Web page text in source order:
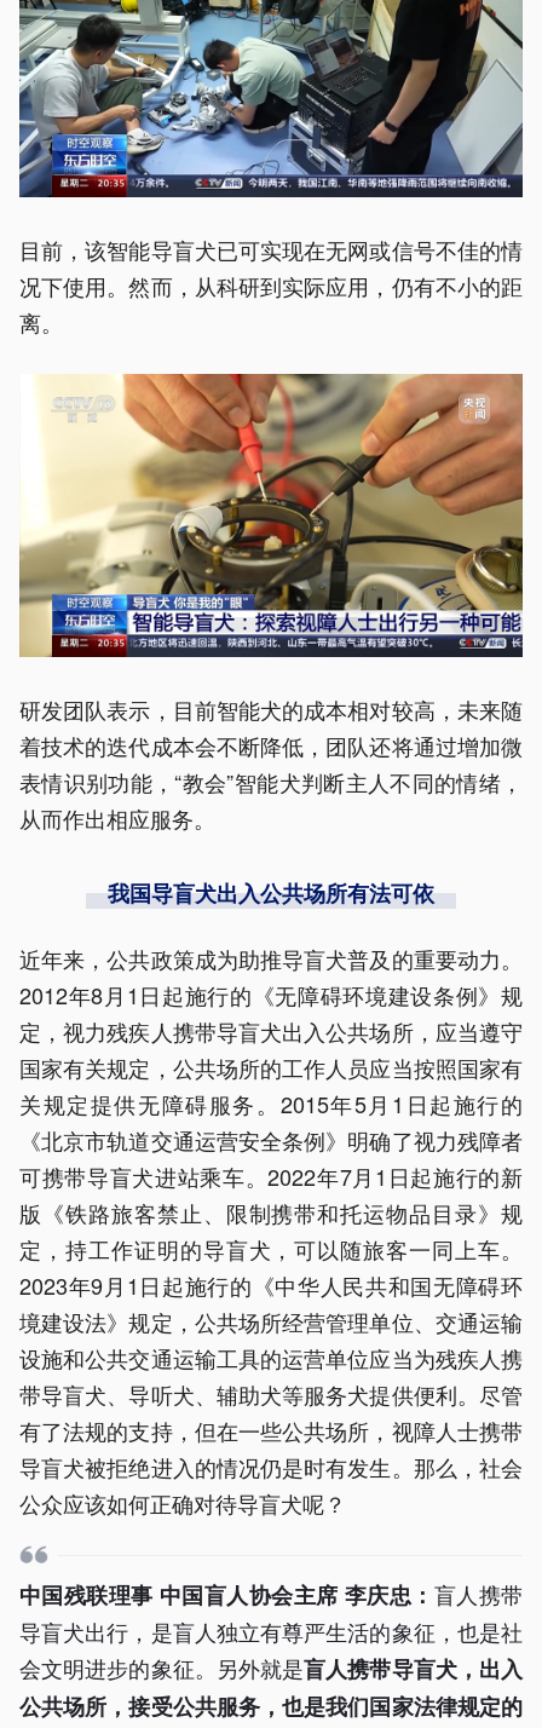
目前，该智能导盲犬已可实现在无网或信号不佳的情
况下使用。然而，从科研到实际应用，仍有不小的距
离。
研发团队表示，目前智能犬的成本相对较高，未来随
着技术的迭代成本会不断降低，团队还将通过增加微
表情识别功能，“教会”智能犬判断主人不同的情绪，
从而作出相应服务。
我国导盲犬出入公共场所有法可依
近年来，公共政策成为助推导盲犬普及的重要动力。
2012年8月1日起施行的《无障碍环境建设条例》规
定，视力残疾人携带导盲犬出入公共场所，应当遵守
国家有关规定，公共场所的工作人员应当按照国家有
关规定提供无障碍服务。2015年5月1日起施行的
《北京市轨道交通运营安全条例》明确了视力残障者
可携带导盲犬进站乘车。2022年7月1日起施行的新
版《铁路旅客禁止、限制携带和托运物品目录》规
定，持工作证明的导盲犬，可以随旅客一同上车。
2023年9月1日起施行的《中华人民共和国无障碍环
境建设法》规定，公共场所经营管理单位、交通运输
设施和公共交通运输工具的运营单位应当为残疾人携
带导盲犬、导听犬、辅助犬等服务犬提供便利。尽管
有了法规的支持，但在一些公共场所，视障人士携带
导盲犬被拒绝进入的情况仍是时有发生。那么，社会
公众应该如何正确对待导盲犬呢？
中国残联理事 中国盲人协会主席 李庆忠： 盲人携带
导盲犬出行，是盲人独立有尊严生活的象征，也是社
会文明进步的象征。另外就是盲人携带导盲犬，出入
公共场所，接受公共服务，也是我们国家法律规定的